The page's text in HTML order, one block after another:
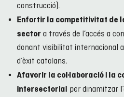
construcció).
Enfortir la competitivitat de
sector a través de l’accés a
donant visibilitat internacional
d’èxit catalans.
Afavorir la col·laboració i la
intersectorial
per dinamitzar